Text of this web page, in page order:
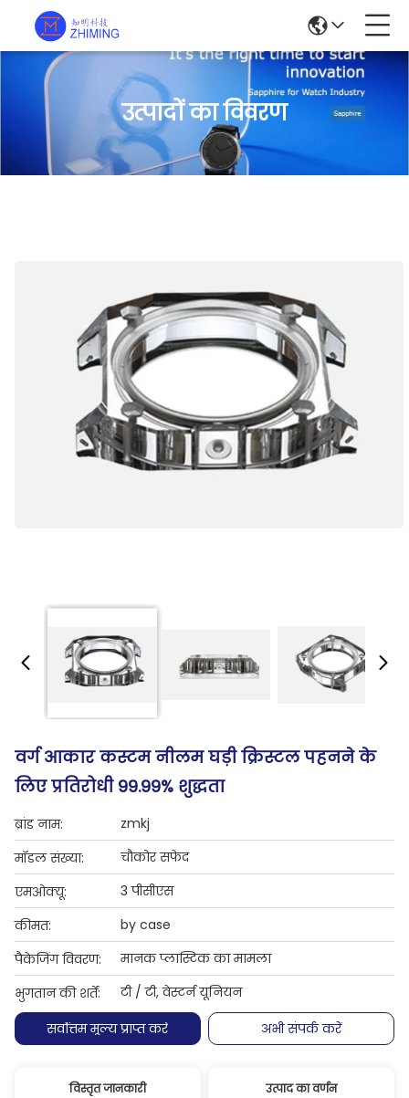
उत्पादों का विवरण
वर्ग आकार कस्टम नीलम घड़ी क्रिस्टल पहनने के
लिए प्रतिरोधी 99.99% शुद्धता
ब्रांड नाम:
zmkj
मॉडल संख्या:
चौकोर सफेद
एमओक्यू:
3 पीसीएस
कीमत:
by case
पैकेजिंग विवरण:
मानक प्लास्टिक का मामला
भुगतान की शर्तें:
टी / टी, वेस्टर्न यूनियन
सर्वोत्तम मूल्य प्राप्त करें
अभी संपर्क करें
विस्तृत जानकारी उत्पाद का वर्णन